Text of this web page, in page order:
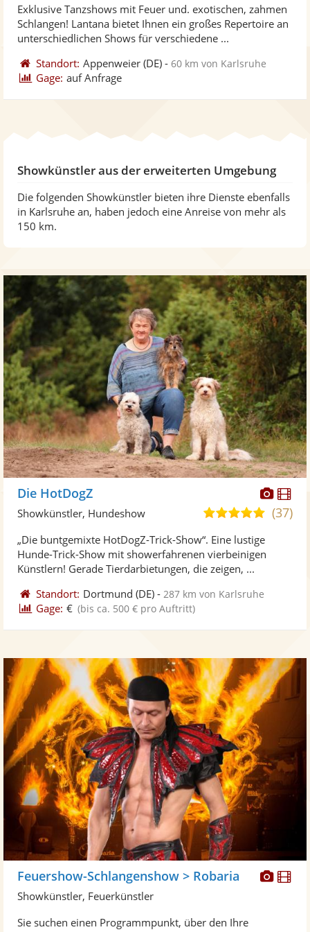
Fotos
5
Exklusive Tanzshows mit Feuer und. exotischen, zahmen
Schlangen! Lantana bietet Ihnen ein großes Repertoire an
unterschiedlichen Shows für verschiedene ...
Standort: Appenweier (DE) -60 km von Karlsruhe
Gage: auf Anfrage
Showkünstler aus der erweiterten Umgebung
Die folgenden Showkünstler bieten ihre Dienste ebenfalls
in Karlsruhe an, haben jedoch eine Anreise von mehr als
150 km.
Die HotDogZ
4,9
5
(37)
Showkünstler, Hundeshow
„Die buntgemixte HotDogZ-Trick-Show“. Eine lustige
Hunde-Trick-Show mit showerfahrenen vierbeinigen
Künstlern! Gerade Tierdarbietungen, die zeigen, ...
Standort: Dortmund (DE) - 287 km von Karlsruhe
Gage: € (bis ca. 500 € pro Auftritt)
Feuershow-Schlangenshow > Robaria
Showkünstler, Feuerkünstler
Sie suchen einen Programmpunkt, über den Ihre